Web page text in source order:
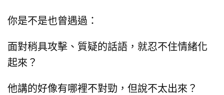
你是不是也曾遇過：
面對稍具攻擊、質疑的話語，就忍不住情緒化
起來？
他講的好像有哪裡不對勁，但說不太出來？